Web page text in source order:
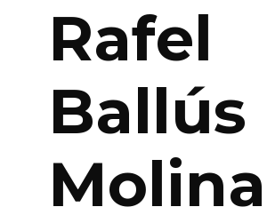
Rafel
Ballús
Molina